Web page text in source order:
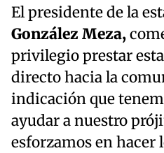
El presidente de la
González Meza,
privilegio prestar
directo hacia la
indicación que
ayudar a nuestro
esforzamos en hacer